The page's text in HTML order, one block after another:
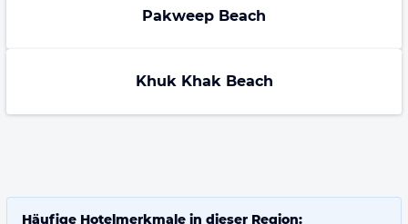
Pakweep Beach
Khuk Khak Beach
Häufige Hotelmerkmale in dieser Region: